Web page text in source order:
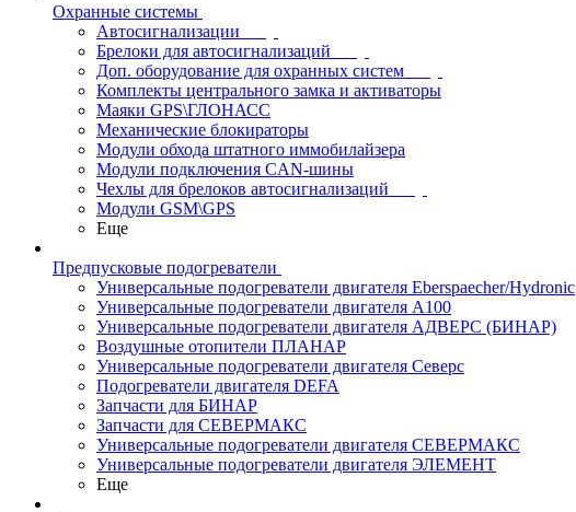
Охранные системы
Автосигнализации
Брелоки для автосигнализаций
Доп. оборудование для охранных систем
Комплекты центрального замка и активаторы
Маяки GPS\ГЛОНАСС
Механические блокираторы
Модули обхода штатного иммобилайзера
Модули подключения CAN-шины
Чехлы для брелоков автосигнализаций
Модули GSM\GPS
Еще
Предпусковые подогреватели
Универсальные подогреватели двигателя Eberspaecher/Hydronic
Универсальные подогреватели двигателя A100
Универсальные подогреватели двигателя АДВЕРС (БИНАР)
Воздушные отопители ПЛАНАР
Универсальные подогреватели двигателя Северс
Подогреватели двигателя DEFA
Запчасти для БИНАР
Запчасти для СЕВЕРМАКС
Универсальные подогреватели двигателя СЕВЕРМАКС
Универсальные подогреватели двигателя ЭЛЕМЕНТ
Еще